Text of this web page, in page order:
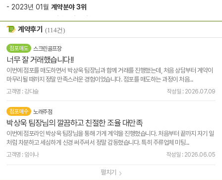
- 2023년 01월계약분야 3위
- 2022년 08월계약분야 3위
- 2021년 12월계약분야 2위
- 2021년 03월
- 2020년 12월 계약분야 2위
- 2019년 07월계약분야 3위
- 2018년 02월계약분야 3위
- 2018년 01월
- 2017년 02월의뢰분야 2위
- 2016년 10월친절상담분야 3위
- 2016년 09월친절상담분야 1위
- 2016년 08월
계약후기 (114건)
점포매도 스크린골프장
너무 잘 거래했습니다!!
이번에 점포를 매도하면서 박상욱 팀장님과 함께 거래를 진행했는데, 처음 상담부터 계약이
마무리될 때까지 정말 만족스러운 경험이었습니다. 점포를 매도하는 과정이 처음...
고객명 : 강다슬 작성일 : 2026.07.09
점포매수 노래주점
박상욱 팀장님의 깔끔하고 친절한 조율 대만족
이번에 점포라인 박상욱 팀장님을 통해 가게 계약을 진행했습니다. 처음부터 끝까지 자기 일
처럼 차분하고 세심하게 신경 써주셔서 정말 감동했습니다. 특히 주류업체 미팅...
고객명 : 임이나 작성일 : 2026.06.05
펼치기